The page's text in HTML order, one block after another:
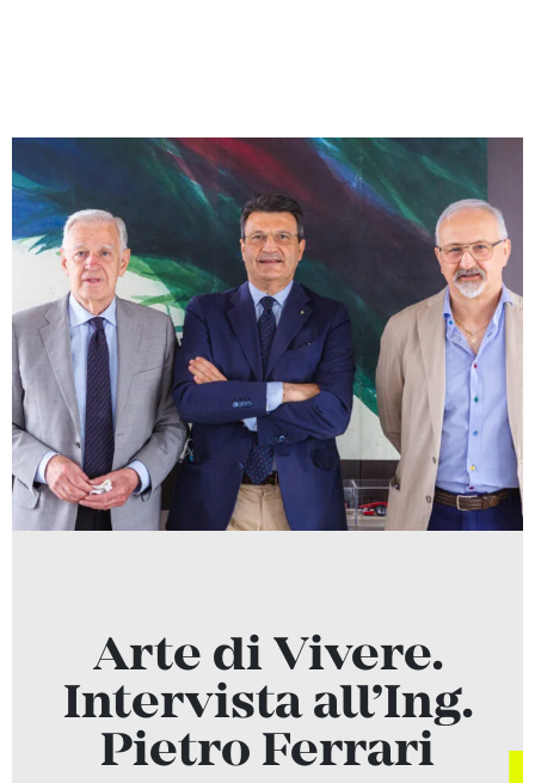
Arte di Vivere.
Intervista all’Ing.
Pietro Ferrari